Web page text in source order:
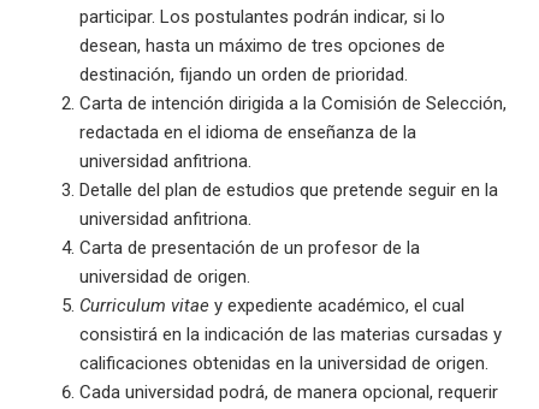
participar. Los postulantes podrán indicar, si lo
desean, hasta un máximo de tres opciones de
destinación, fijando un orden de prioridad.
Carta de intención dirigida a la Comisión de Selección,
redactada en el idioma de enseñanza de la
universidad anfitriona.
Detalle del plan de estudios que pretende seguir en la
universidad anfitriona.
Carta de presentación de un profesor de la
universidad de origen.
Curriculum vitaey expediente académico, el cual
consistirá en la indicación de las materias cursadas y
calificaciones obtenidas en la universidad de origen.
Cada universidad podrá, de manera opcional, requerir